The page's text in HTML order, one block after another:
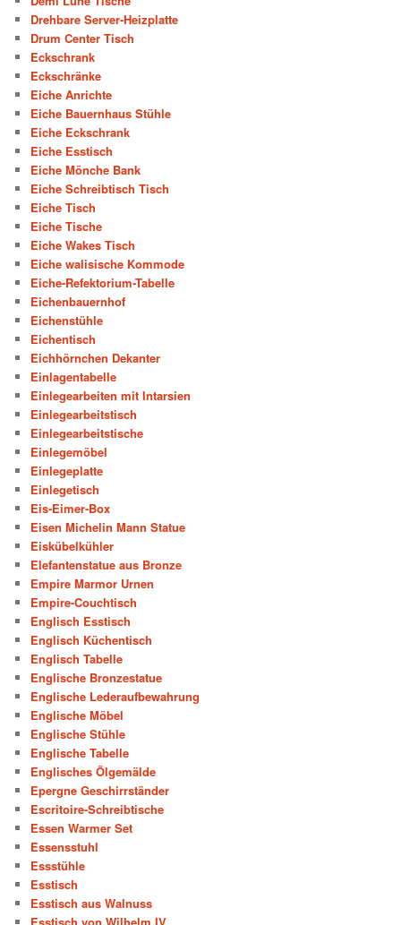
Drehbare Server-Heizplatte
Drum Center Tisch
Eckschrank
Eckschränke
Eiche Anrichte
Eiche Bauernhaus Stühle
Eiche Eckschrank
Eiche Esstisch
Eiche Mönche Bank
Eiche Schreibtisch Tisch
Eiche Tisch
Eiche Tische
Eiche Wakes Tisch
Eiche walisische Kommode
Eiche-Refektorium-Tabelle
Eichenbauernhof
Eichenstühle
Eichentisch
Eichhörnchen Dekanter
Einlagentabelle
Einlegearbeiten mit Intarsien
Einlegearbeitstisch
Einlegearbeitstische
Einlegemöbel
Einlegeplatte
Einlegetisch
Eis-Eimer-Box
Eisen Michelin Mann Statue
Eiskübelkühler
Elefantenstatue aus Bronze
Empire Marmor Urnen
Empire-Couchtisch
Englisch Esstisch
Englisch Küchentisch
Englisch Tabelle
Englische Bronzestatue
Englische Lederaufbewahrung
Englische Möbel
Englische Stühle
Englische Tabelle
Englisches Ölgemälde
Epergne Geschirrständer
Escritoire-Schreibtische
Essen Warmer Set
Essensstuhl
Essstühle
Esstisch
Esstisch aus Walnuss
Esstisch von Wilhelm IV